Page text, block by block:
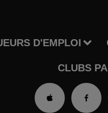
D'EMPLOI
CLUBS